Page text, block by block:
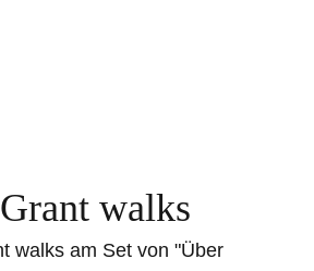
walks
walks am Set von "Über